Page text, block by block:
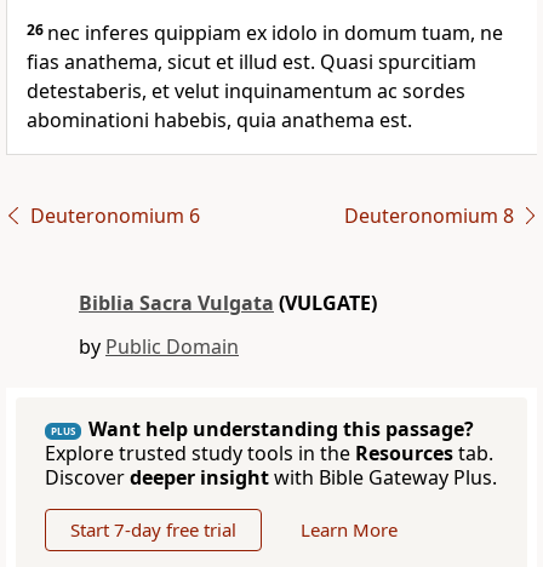
26 nec inferes quippiam ex idolo in domum tuam, ne
fias anathema, sicut et illud est. Quasi spurcitiam
detestaberis, et velut inquinamentum ac sordes
abominationi habebis, quia anathema est.
Deuteronomium 6 Deuteronomium 8
Biblia Sacra Vulgata (VULGATE)
by Public Domain
PLUS
Want help understanding this passage?
Explore trusted study tools in the Resourcestab.
Discoverdeeper insightwith Bible Gateway Plus.
Start 7-day free trial Learn More